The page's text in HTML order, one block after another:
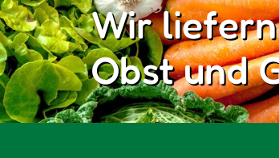
Wir
Obst und